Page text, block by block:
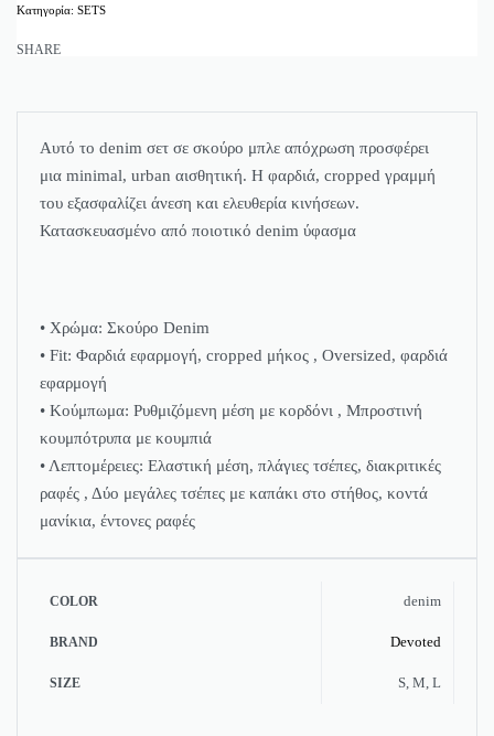
Κατηγορία: SETS
SHARE
Αυτό το denim σετ σε σκούρο μπλε απόχρωση προσφέρει
μια minimal, urban αισθητική. Η φαρδιά, cropped γραμμή
του εξασφαλίζει άνεση και ελευθερία κινήσεων.
Κατασκευασμένο από ποιοτικό denim ύφασμα
• Χρώμα: Σκούρο Denim
• Fit: Φαρδιά εφαρμογή, cropped μήκος , Oversized, φαρδιά
εφαρμογή
• Κούμπωμα: Ρυθμιζόμενη μέση με κορδόνι , Μπροστινή
κουμπότρυπα με κουμπιά
• Λεπτομέρειες: Ελαστική μέση, πλάγιες τσέπες, διακριτικές
ραφές , Δύο μεγάλες τσέπες με καπάκι στο στήθος, κοντά
μανίκια, έντονες ραφές
COLOR denim
BRAND Devoted
SIZE S, M, L